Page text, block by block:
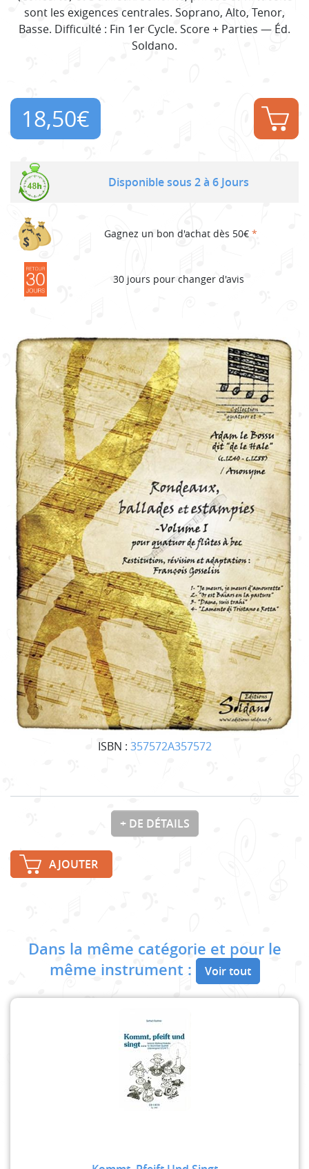
ISBN : 357572A357572
sont les exigences centrales. Soprano, Alto, Tenor,
Basse. Difficulté : Fin 1er Cycle. Score + Parties — Éd.
Soldano.
18,50€
Disponible sous 2 à 6 Jours
Gagnez un bon d'achat dès 50€ *
30 jours pour changer d'avis
+ DE DÉTAILS
AJOUTER
Dans la même catégorie et pour le
même instrument :
Voir tout